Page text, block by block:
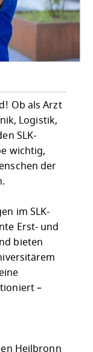
Ob als Arzt
Logistik,
SLK-
wichtig,
der
im SLK-
Erst- und
bieten
–
Heilbronn